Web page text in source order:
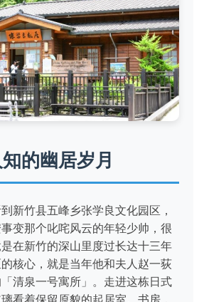
的幽居岁月
新竹县五峰乡张学良文化园区，
变那个叱咤风云的年轻少帅，很
在新竹的深山里度过长达十三年
核心，就是当年他和夫人赵一荻
清泉一号寓所」。走进这栋日式
看着保留原貌的起居室、书房，